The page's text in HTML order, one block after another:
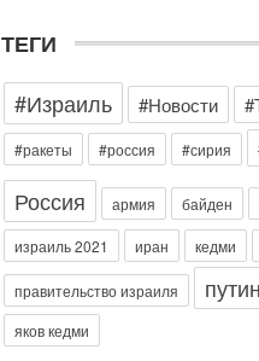
ТЕГИ
#Израиль
#Новости
#ракеты #россия #сирия
Россия армия байден
израиль 2021 иран кедми
правительство израиля путин
яков кедми